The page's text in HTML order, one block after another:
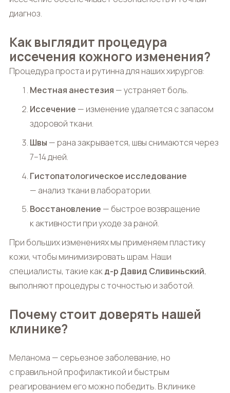
диагноз.
Как выглядит процедура
иссечения кожного изменения?
Процедура проста и рутинна для наших хирургов:
Местная анестезия — устраняет боль.
Иссечение — изменение удаляется с запасом
здоровой ткани.
Швы — рана закрывается, швы снимаются через
7–14 дней.
Гистопатологическое исследование
— анализ ткани в лаборатории.
Восстановление — быстрое возвращение
к активности при уходе за раной.
При больших изменениях мы применяем пластику
кожи, чтобы минимизировать шрам. Наши
специалисты, такие какд-р Давид Сливиньский,
выполняют процедуры с точностью и заботой.
Почему стоит доверять нашей
клинике?
Меланома — серьезное заболевание, но
с правильной профилактикой и быстрым
реагированием его можно победить. В клинике